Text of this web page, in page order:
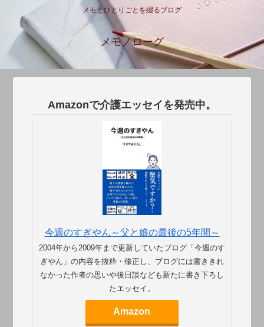
メモとひとりごとを綴るブログ
メモノローグ
Amazonで介護エッセイを発売中。
今週のすぎやん～父と娘の最後の5年間～
2004年から2009年まで更新していたブログ「今週のす
ぎやん」の内容を抜粋・修正し、ブログには書ききれ
なかった作者の思いや後日談なども新たに書き下ろし
たエッセイ。
Amazon